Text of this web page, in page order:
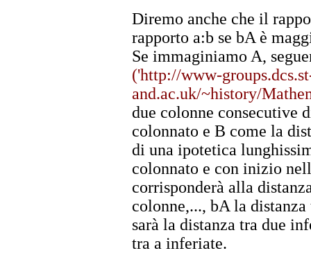
Diremo anche che il
rapporto a:b se bA è
Se immaginiamo A,
('http://www-
and.ac.uk/~history/
due colonne consecutive
colonnato e B come la
di una ipotetica
colonnato e con inizio
corrisponderà alla
colonne,..., bA la
sarà la distanza tra due
tra a inferiate.